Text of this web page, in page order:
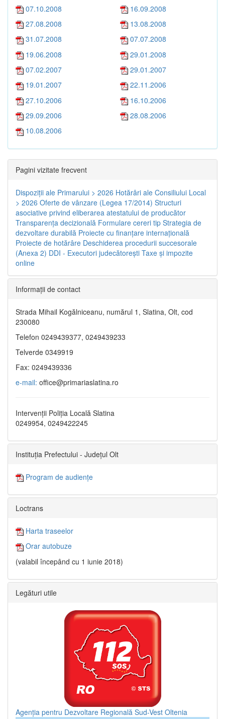
07.10.2008
16.09.2008
27.08.2008
13.08.2008
31.07.2008
07.07.2008
19.06.2008
29.01.2008
07.02.2007
29.01.2007
19.01.2007
22.11.2006
27.10.2006
16.10.2006
29.09.2006
28.08.2006
10.08.2006
Pagini vizitate frecvent
Dispoziţii ale Primarului > 2026 Hotărâri ale Consiliului Local
> 2026 Oferte de vânzare (Legea 17/2014) Structuri
asociative privind eliberarea atestatului de producător
Transparenţa decizională Formulare cereri tip Strategia de
dezvoltare durabilă Proiecte cu finanţare internaţională
Proiecte de hotărâre Deschiderea procedurii succesorale
(Anexa 2) DDI - Executori judecătorești Taxe şi impozite
online
Informaţii de contact
Strada Mihail Kogălniceanu, numărul 1, Slatina, Olt, cod
230080
Telefon 0249439377, 0249439233
Telverde 0349919
Fax: 0249439336
e-mail: office@primariaslatina.ro
Intervenții Poliția Locală Slatina
0249954, 0249422245
Instituția Prefectului - Județul Olt
Program de audiențe
Loctrans
Harta traseelor
Orar autobuze
(valabil începând cu 1 iunie 2018)
Legături utile
Agenția pentru Dezvoltare Regională Sud-Vest Oltenia